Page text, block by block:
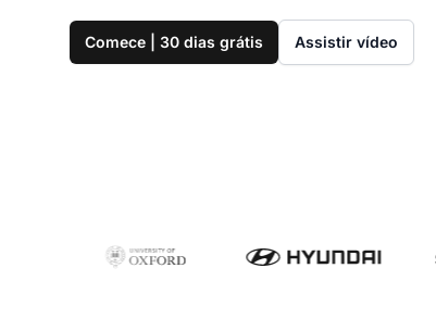
Comece | 30 dias grátis Assistir vídeo